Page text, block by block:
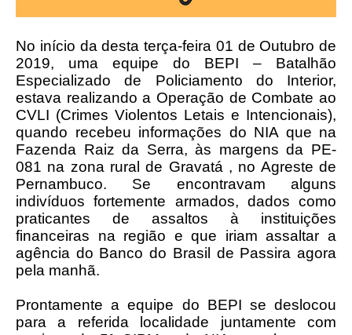
No início da desta terça-feira 01 de Outubro de
2019, uma equipe do BEPI – Batalhão
Especializado de Policiamento do Interior,
estava realizando a Operação de Combate ao
CVLI (Crimes Violentos Letais e Intencionais),
quando recebeu informações do NIA que na
Fazenda Raiz da Serra, às margens da PE-
081 na zona rural de Gravatá , no Agreste de
Pernambuco. Se encontravam alguns
indivíduos fortemente armados, dados como
praticantes de assaltos à instituições
financeiras na região e que iriam assaltar a
agência do Banco do Brasil de Passira agora
pela manhã.
Prontamente a equipe do BEPI se deslocou
para a referida localidade juntamente com